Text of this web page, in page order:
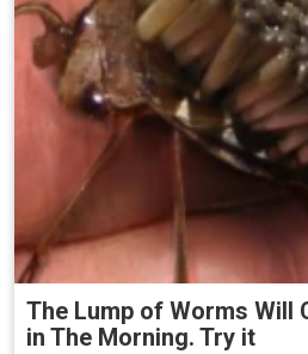
The Lump of Worms Will
in The Morning. Try it